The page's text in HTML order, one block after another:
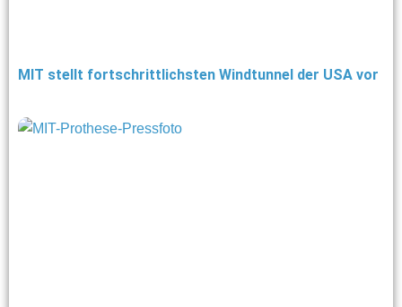
MIT stellt fortschrittlichsten Windtunnel der USA vor